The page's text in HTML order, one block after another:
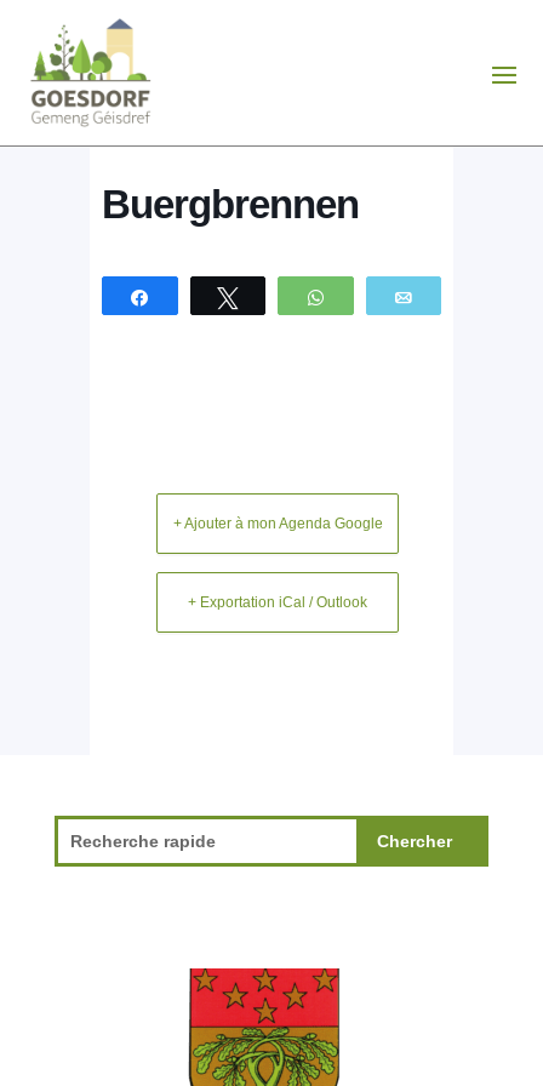
Buergbrennen
Partagez Tweetez WhatsApp
+ Ajouter à mon Agenda Google
+ Exportation iCal / Outlook